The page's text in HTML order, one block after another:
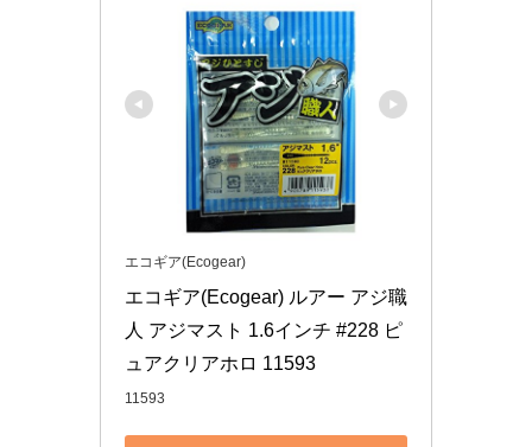
エコギア(Ecogear)
エコギア(Ecogear) ルアー アジ職
人 アジマスト 1.6インチ #228 ピ
ュアクリアホロ 11593
11593